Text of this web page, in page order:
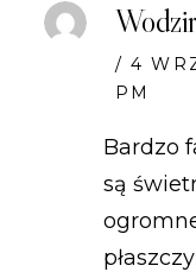
4
PM
Bardzo
są